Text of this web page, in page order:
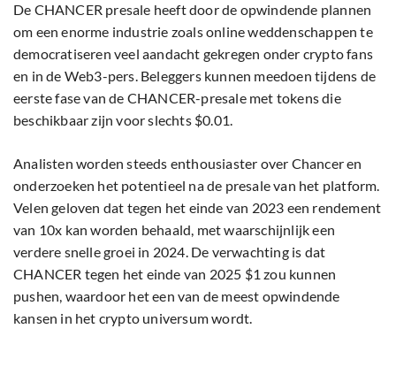
De CHANCER presale heeft door de opwindende plannen
om een enorme industrie zoals online weddenschappen te
democratiseren veel aandacht gekregen onder crypto fans
en in de Web3-pers. Beleggers kunnen meedoen tijdens de
eerste fase van de CHANCER-presale met tokens die
beschikbaar zijn voor slechts $0.01.
Analisten worden steeds enthousiaster over Chancer en
onderzoeken het potentieel na de presale van het platform.
Velen geloven dat tegen het einde van 2023 een rendement
van 10x kan worden behaald, met waarschijnlijk een
verdere snelle groei in 2024. De verwachting is dat
CHANCER tegen het einde van 2025 $1 zou kunnen
pushen, waardoor het een van de meest opwindende
kansen in het crypto universum wordt.